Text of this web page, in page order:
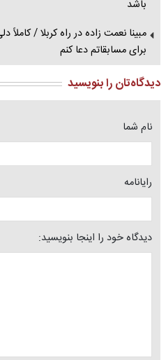
باشد
مبینا نعمت زاده در راه کربلا / کاملاً
برای مسابقاتم دعا کنم
دیدگاه‌تان را بنویسید
نام شما
رایانامه
دیدگاه خود را اینجا بنویسید: